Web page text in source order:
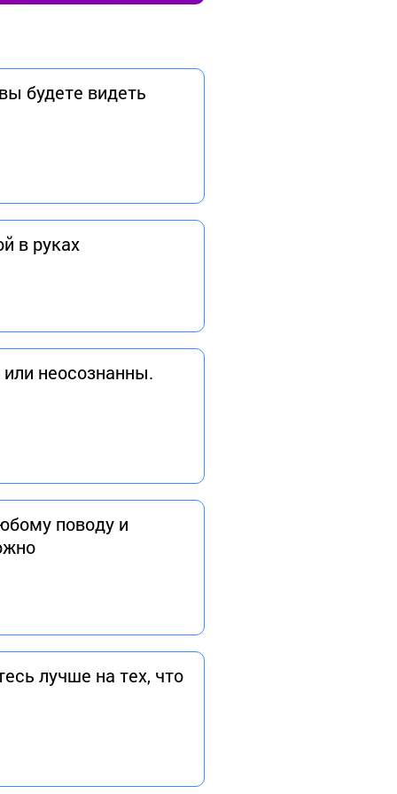
будете видеть
в руках
неосознанны.
поводу и
лучше на тех, что